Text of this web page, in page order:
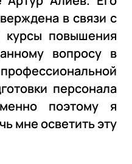
в связи с
повышения
вопросу в
персонала
поэтому я
мне осветить эту